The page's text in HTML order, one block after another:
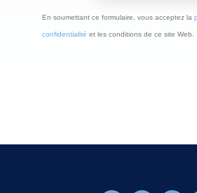
En soumettant ce formulaire, vous acceptez la
confidentialité et les conditions de ce site Web.